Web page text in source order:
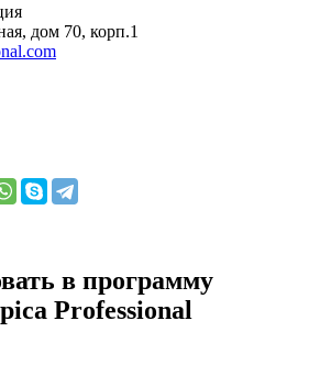
дом 70, корп.1
в программу
Professional